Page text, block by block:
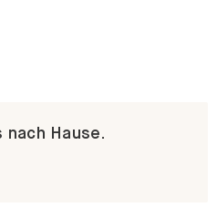
nach Hause.